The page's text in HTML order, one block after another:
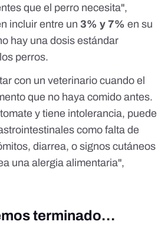
que el perro necesita",
incluir entre un 3% y 7% en su
hay una dosis estándar
perros.
con un veterinario cuando el
que no haya comido antes.
y tiene intolerancia, puede
como falta de
diarrea, o signos cutáneos
una alergia alimentaria",
terminado…